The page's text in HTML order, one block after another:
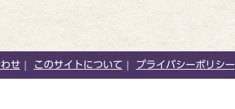
せ このサイトについて プライバシーポリシー